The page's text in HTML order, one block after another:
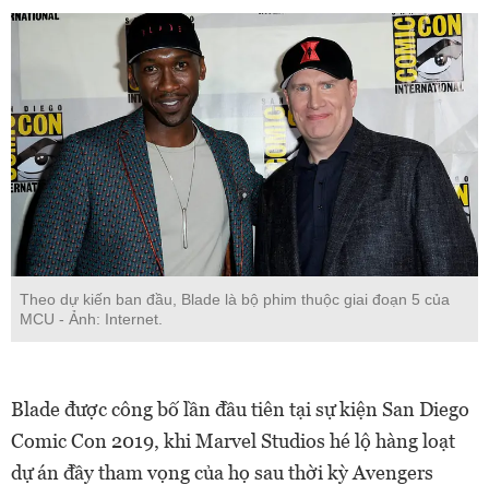
Theo dự kiến ban đầu, Blade là bộ phim thuộc giai đoạn 5 của
MCU - Ảnh: Internet.
Blade được công bố lần đầu tiên tại sự kiện San Diego
Comic Con 2019, khi Marvel Studios hé lộ hàng loạt
dự án đầy tham vọng của họ sau thời kỳ Avengers